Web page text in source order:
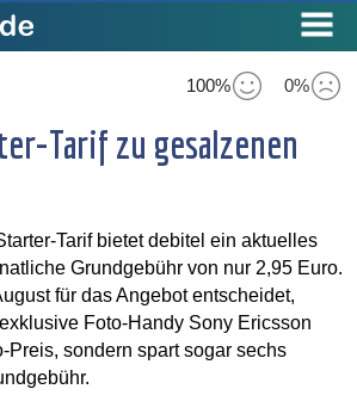
100% 0%
Tarif zu gesalzenen
Tarif bietet debitel ein aktuelles
Grundgebühr von nur 2,95 Euro.
für das Angebot entscheidet,
Foto-Handy Sony Ericsson
Preis, sondern spart sogar sechs